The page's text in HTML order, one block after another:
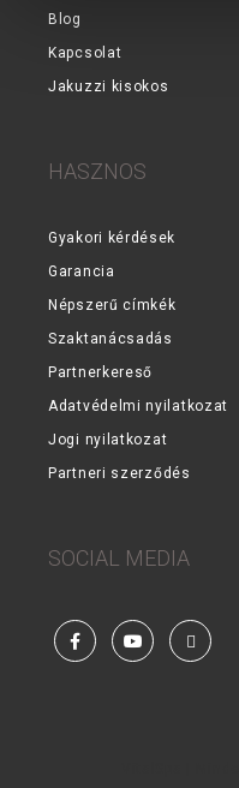
Blog
Kapcsolat
Jakuzzi kisokos
HASZNOS
Gyakori kérdések
Garancia
Népszerű címkék
Szaktanácsadás
Partnerkereső
Adatvédelmi nyilatkozat
Jogi nyilatkozat
Partneri szerződés
SOCIAL MEDIA
FacebookYouTubeSteam